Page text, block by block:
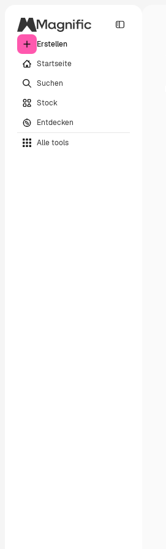
Erstellen
Startseite
Suchen
Stock
Entdecken
Alle tools